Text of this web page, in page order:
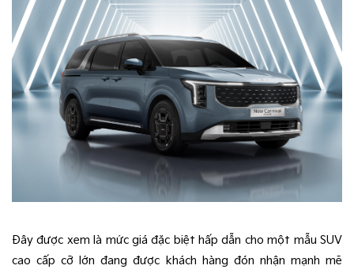
Đây được xem là mức giá đặc biệt hấp dẫn cho một mẫu SUV
cao cấp cỡ lớn đang được khách hàng đón nhận mạnh mẽ